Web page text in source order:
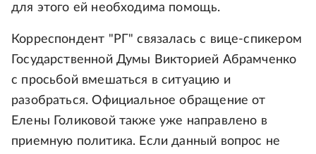
для этого ей необходима помощь.
Корреспондент "РГ" связалась с вице-спикером
Государственной Думы Викторией Абрамченко
с просьбой вмешаться в ситуацию и
разобраться. Официальное обращение от
Елены Голиковой также уже направлено в
приемную политика. Если данный вопрос не